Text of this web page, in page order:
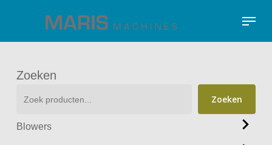
main
Menu
Zoeken
Zoeken
Blowers
Close